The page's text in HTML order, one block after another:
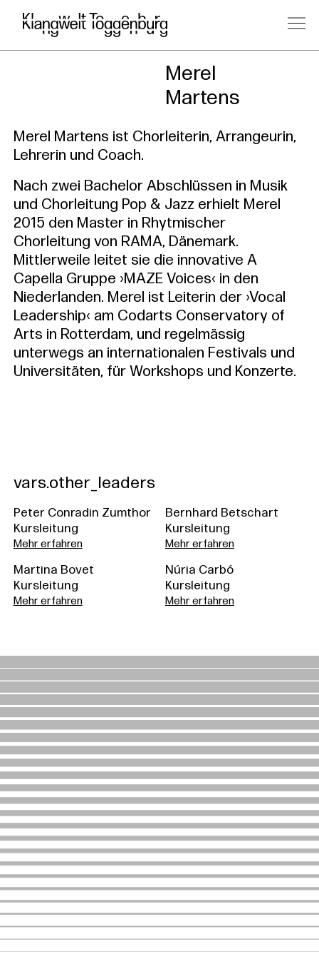
Merel
Martens
Merel Martens ist Chorleiterin, Arrangeurin,
Lehrerin und Coach.
Nach zwei Bachelor Abschlüssen in Musik
und Chorleitung Pop & Jazz erhielt Merel
2015 den Master in Rhytmischer
Chorleitung von RAMA, Dänemark.
Mittlerweile leitet sie die innovative A
Capella Gruppe ›MAZE Voices‹ in den
Niederlanden. Merel ist Leiterin der ›Vocal
Leadership‹ am Codarts Conservatory of
Arts in Rotterdam, und regelmässig
unterwegs an internationalen Festivals und
Universitäten, für Workshops und Konzerte.
vars.other_leaders
Peter Conradin Zumthor
Kursleitung
Mehr erfahren
Bernhard Betschart
Kursleitung
Mehr erfahren
Martina Bovet
Kursleitung
Mehr erfahren
Núria Carbó
Kursleitung
Mehr erfahren